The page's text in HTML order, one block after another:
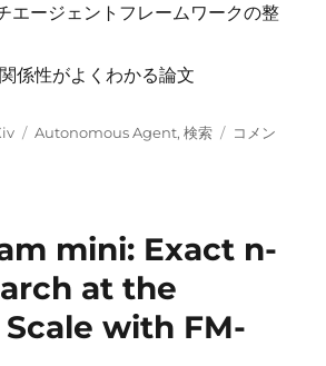
エージェントフレームワークの整
係性がよくわかる論文
タ
Autonomous Agent,検索
Towards
コメン
mini: Exact n-
at the
with FM-